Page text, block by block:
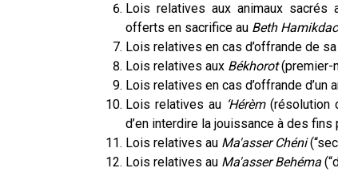
Lois relatives aux animaux
offerts en sacrifice au Beth
Lois relatives en cas d’offrande de
Lois relatives aux Békhorot(premier-
Lois relatives en cas d’offrande d’un
Lois relatives au ‘Hérèm(résolution
d’en interdire la jouissance à des fins
Lois relatives au Ma'asser Chéni
Lois relatives au Ma'asser Behéma